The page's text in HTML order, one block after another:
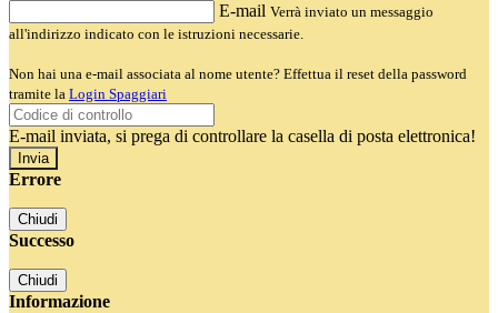
E-mail Verrà inviato un messaggio
all'indirizzo indicato con le istruzioni necessarie.
Non hai una e-mail associata al nome utente? Effettua il reset della password
tramite la Login Spaggiari
E-mail inviata, si prega di controllare la casella di posta elettronica!
Errore
Chiudi
Successo
Chiudi
Informazione